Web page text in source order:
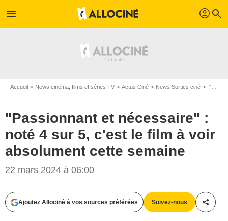
menu profil search
Accueil News cinéma, films et séries TV Actus Ciné News Sorties ciné "Passionnant et nécessaire" : noté 4 sur 5, c'est le film à voir absolument cette semaine
"Passionnant et nécessaire" :
noté 4 sur 5, c'est le film à voir
absolument cette semaine
22 mars 2024 à 06:00
Ajoutez Allociné à vos sources préférées Suivez-nous